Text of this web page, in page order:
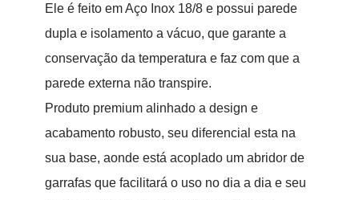
Ele é feito em Aço Inox 18/8 e possui parede
dupla e isolamento a vácuo, que garante a
conservação da temperatura e faz com que a
parede externa não transpire.
Produto premium alinhado a design e
acabamento robusto, seu diferencial esta na
sua base, aonde está acoplado um abridor de
garrafas que facilitará o uso no dia a dia e seu